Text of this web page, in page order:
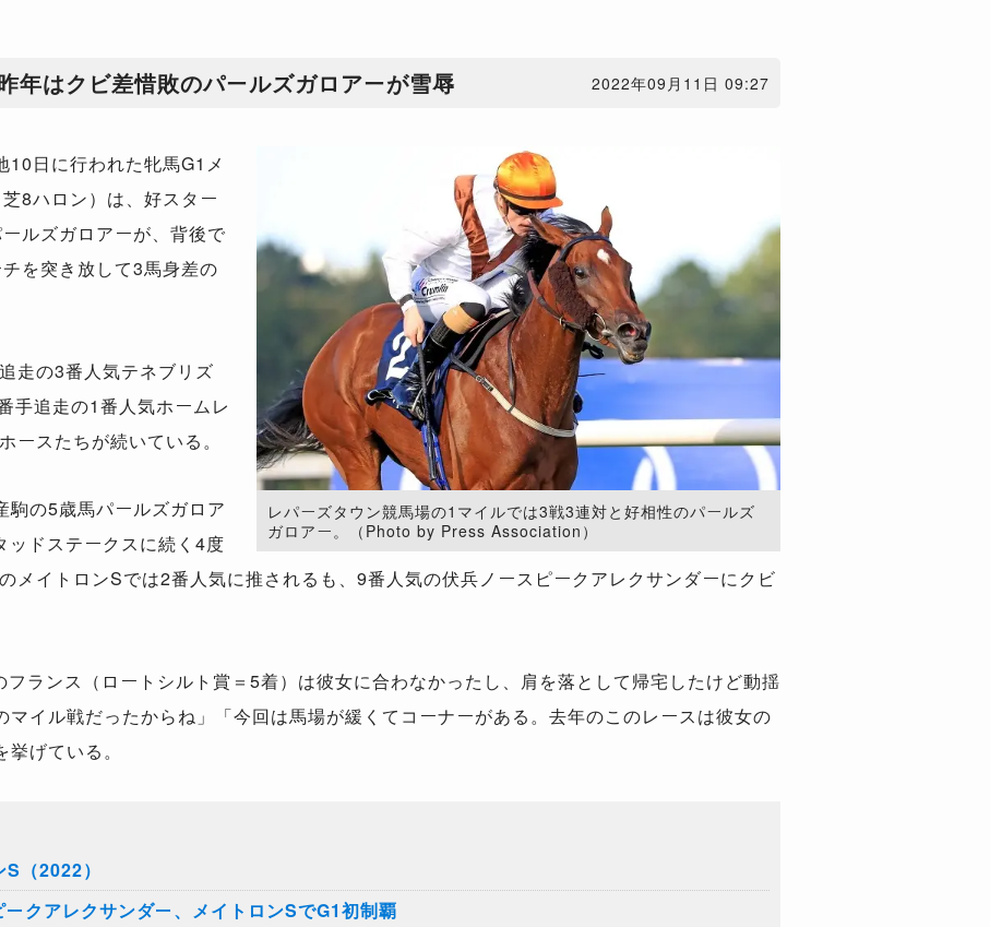
年はクビ差惜敗のパールズガロアーが雪辱 2022年09月11日 09:27
レパーズタウン競馬場の1マイルでは3戦3連対と好相性のパールズ
ガロアー。（Photo by Press Association）
日に行われた牝馬G1メ
8ハロン）は、好スター
ルズガロアーが、背後で
を突き放して3馬身差の
走の3番人気テネブリズ
手追走の1番人気ホームレ
ースたちが続いている。
の5歳馬パールズガロア
ッドステークスに続く4度
メイトロンSでは2番人気に推されるも、9番人気の伏兵ノースピークアレクサンダーにクビ
ランス（ロートシルト賞＝5着）は彼女に合わなかったし、肩を落として帰宅したけど動揺
マイル戦だったからね」「今回は馬場が緩くてコーナーがある。去年のこのレースは彼女の
げている。
（2022）
クアレクサンダー、メイトロンSでG1初制覇